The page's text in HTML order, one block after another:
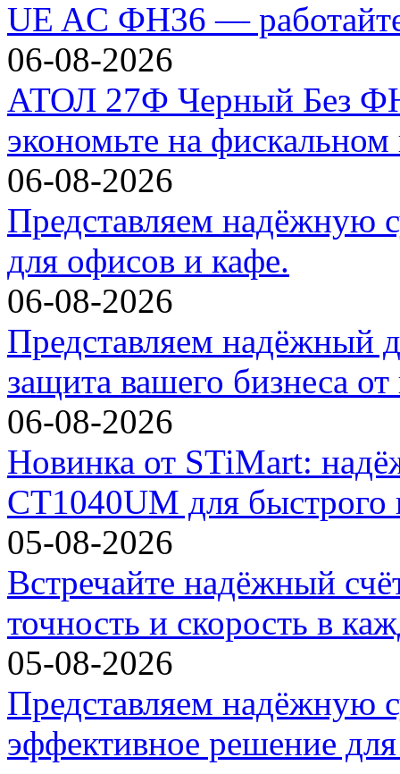
UE AC ФН36 —
06-08-2026
АТОЛ 27Ф Черный Без
экономьте на фискальном
06-08-2026
Представляем надёжную
для офисов и кафе.
06-08-2026
Представляем надёжный
защита вашего бизнеса
06-08-2026
Новинка от STiMart:
CT1040UM для быстрого
05-08-2026
Встречайте надёжный
точность и скорость в
05-08-2026
Представляем
эффективное решение